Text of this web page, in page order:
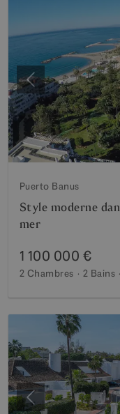
Précédent
Puerto Banus
Style moderne
mer
1 100 000 €
2 Chambres 2 Bains
Précédent